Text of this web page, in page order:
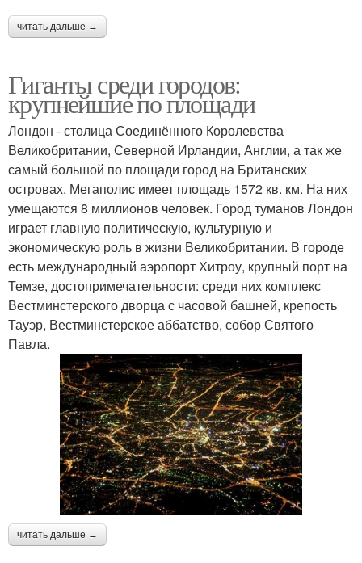
читать дальше →
Гиганты среди городов:
крупнейшие по площади
Лондон - столица Соединённого Королевства
Великобритании, Северной Ирландии, Англии, а так же
самый большой по площади город на Британских
островах. Мегаполис имеет площадь 1572 кв. км. На них
умещаются 8 миллионов человек. Город туманов Лондон
играет главную политическую, культурную и
экономическую роль в жизни Великобритании. В городе
есть международный аэропорт Хитроу, крупный порт на
Темзе, достопримечательности: среди них комплекс
Вестминстерского дворца с часовой башней, крепость
Тауэр, Вестминстерское аббатство, собор Святого
Павла.
читать дальше →